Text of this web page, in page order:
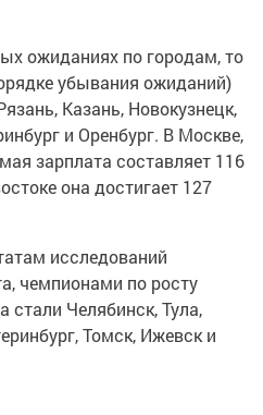
ожиданиях по городам, то
убывания ожиданий)
Казань, Новокузнецк,
и Оренбург. В Москве,
зарплата составляет 116
она достигает 127
исследований
чемпионами по росту
стали Челябинск, Тула,
Томск, Ижевск и